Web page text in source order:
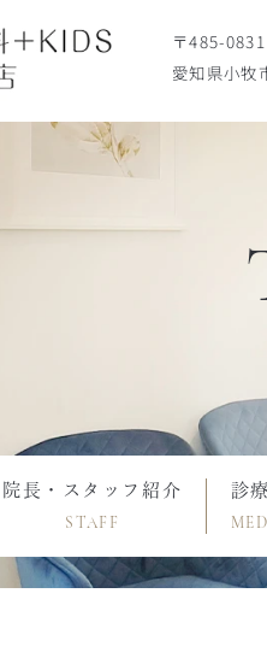
〒485-0831
愛知県小牧
院長・スタッフ紹介
STAFF
診